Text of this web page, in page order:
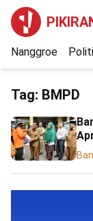
Nanggroe
Tag: BMPD